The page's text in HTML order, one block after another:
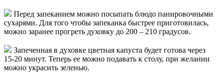
Перед запеканием можно посыпать блюдо панировочными
сухарями. Для того чтобы запеканка быстрее приготовилась,
можно заранее прогреть духовку до 200 – 210 градусов.
Запеченная в духовке цветная капуста будет готова через
15-20 минут. Теперь ее можно подавать к столу, при желании
можно украсить зеленью.